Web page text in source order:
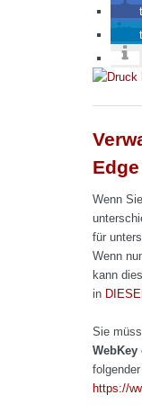
Edge
Wenn
für
Wenn
kann
in
Sie
WebKey
https://